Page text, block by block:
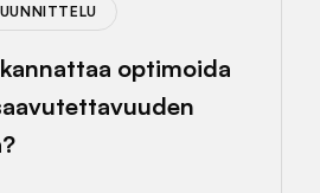
optimoida